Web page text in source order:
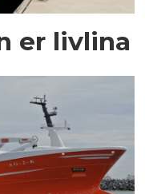
er livlina